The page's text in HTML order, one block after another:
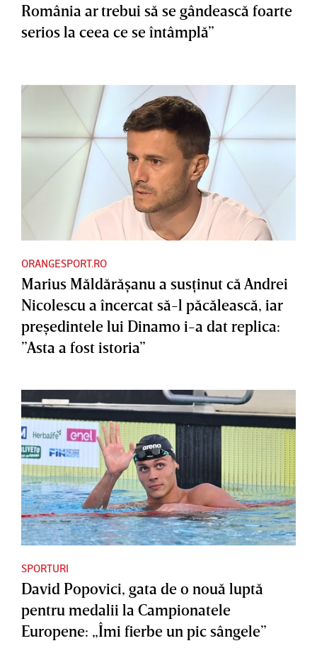
România ar trebui să se gândească foarte
serios la ceea ce se întâmplă”
ORANGESPORT.RO
Marius Măldărăşanu a susţinut că Andrei
Nicolescu a încercat să-l păcălească, iar
preşedintele lui Dinamo i-a dat replica:
”Asta a fost istoria”
SPORTURI
David Popovici, gata de o nouă luptă
pentru medalii la Campionatele
Europene: „Îmi fierbe un pic sângele”